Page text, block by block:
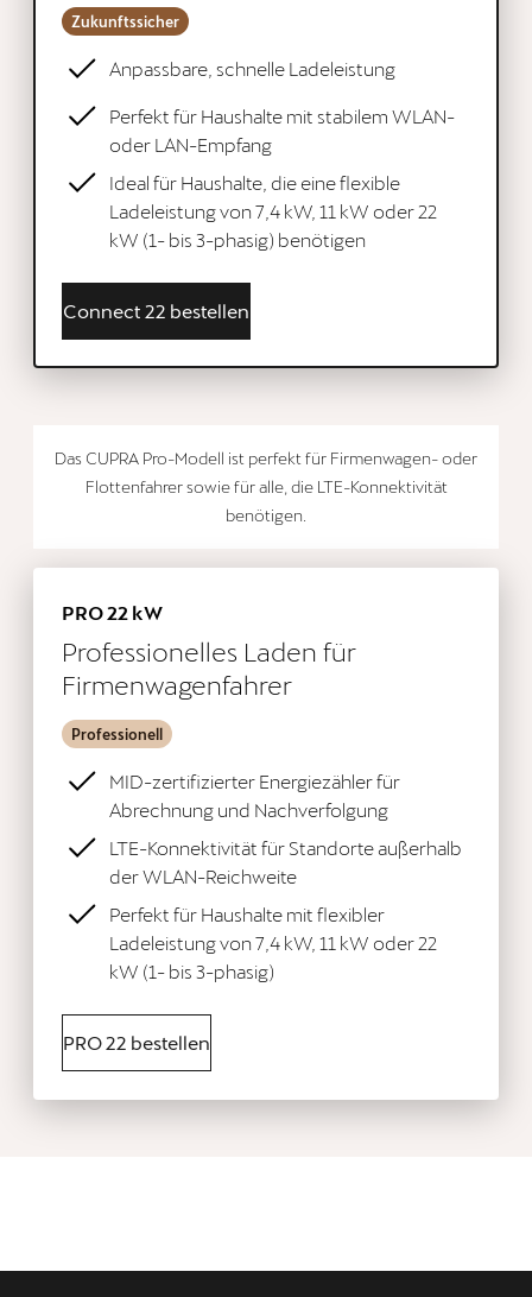
Zukunftssicher
Anpassbare, schnelle Ladeleistung
Perfekt für Haushalte mit stabilem WLAN-
oder LAN-Empfang
Ideal für Haushalte, die eine flexible
Ladeleistung von 7,4 kW, 11 kW oder 22
kW (1- bis 3-phasig) benötigen
Connect 22 bestellen
Das CUPRA Pro-Modell ist perfekt für Firmenwagen- oder
Flottenfahrer sowie für alle, die LTE-Konnektivität
benötigen.
PRO 22 kW
Professionelles Laden für
Firmenwagenfahrer
Professionell
MID-zertifizierter Energiezähler für
Abrechnung und Nachverfolgung
LTE-Konnektivität für Standorte außerhalb
der WLAN-Reichweite
Perfekt für Haushalte mit flexibler
Ladeleistung von 7,4 kW, 11 kW oder 22
kW (1- bis 3-phasig)
PRO 22 bestellen